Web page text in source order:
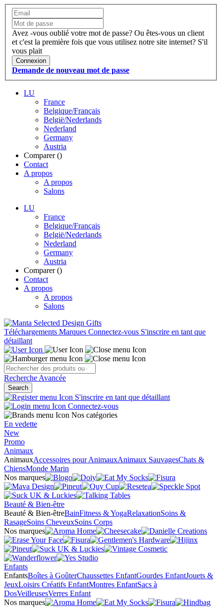
Avez -vous oublié votre mot de passe? Ou êtes-vous un client
et c'est la première fois que vous utilisez notre site internet? S'il
vous plait
Connexion
Demande de nouveau mot de passe
LU
France
Belgique/Français
België/Nederlands
Nederland
Germany
Austria
Comparer ()
Contact
A propos
A propos
Salons
LU
France
Belgique/Français
België/Nederlands
Nederland
Germany
Austria
Comparer ()
Contact
A propos
A propos
Salons
Téléchargements Marques Connectez-vous S'inscrire en tant que
détaillant
Recherche Avancée
Search
S'inscrire en tant que détaillant
Connectez-vous
Nos catégories
En vedette
New
Promo
Animaux
AnimauxAccessoires pour AnimauxAnimaux SauvagesChats &
ChiensMonde Marin
Nos marques
Beauté & Bien-être
Beauté & Bien-êtreBainFitness & YogaRelaxationSoins &
RasageSoins CheveuxSoins Corps
Nos marques
Enfants
EnfantsBoîtes à GoûterChaussettes EnfantGourdes EnfantJouets &
JeuxLoisirs Créatifs EnfantMontres EnfantSacs à
DosVeilleusesVerres Enfant
Nos marques